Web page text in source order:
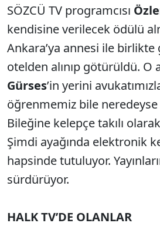
SÖZCÜ TV programcısı
kendisine verilecek ödülü
Ankara’ya annesi ile
otelden alınıp götürüldü. O
Gürses’in yerini
öğrenmemiz bile neredeyse
Bileğine kelepçe takılı
Şimdi ayağında elektronik
hapsinde tutuluyor.
sürdürüyor.
HALK TV’DE OLANLAR